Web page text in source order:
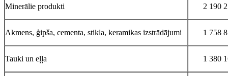
Minerālie produkti 2 190
Akmens, ģipša, cementa, stikla, keramikas izstrādājumi 1 758
Tauki un eļļa 1 380